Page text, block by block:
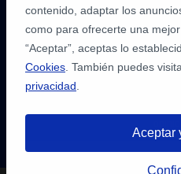
contenido, adaptar los
como para ofrecerte una
“Aceptar”, aceptas lo
Cookies . También puedes
privacidad
Aceptar